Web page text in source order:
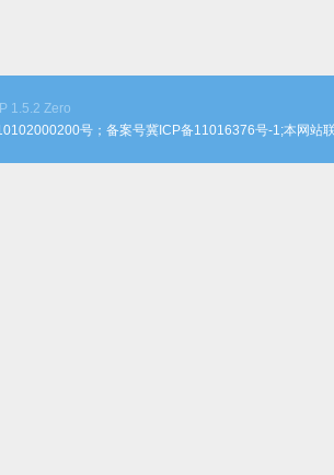
1.5.2 Zero
号；备案号冀ICP备11016376号-1;本网站